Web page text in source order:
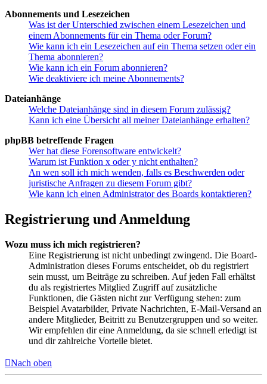
Abonnements und Lesezeichen
Was ist der Unterschied zwischen einem Lesezeichen und
einem Abonnements für ein Thema oder Forum?
Wie kann ich ein Lesezeichen auf ein Thema setzen oder ein
Thema abonnieren?
Wie kann ich ein Forum abonnieren?
Wie deaktiviere ich meine Abonnements?
Dateianhänge
Welche Dateianhänge sind in diesem Forum zulässig?
Kann ich eine Übersicht all meiner Dateianhänge erhalten?
phpBB betreffende Fragen
Wer hat diese Forensoftware entwickelt?
Warum ist Funktion x oder y nicht enthalten?
An wen soll ich mich wenden, falls es Beschwerden oder
juristische Anfragen zu diesem Forum gibt?
Wie kann ich einen Administrator des Boards kontaktieren?
Registrierung und Anmeldung
Wozu muss ich mich registrieren?
Eine Registrierung ist nicht unbedingt zwingend. Die Board-
Administration dieses Forums entscheidet, ob du registriert
sein musst, um Beiträge zu schreiben. Auf jeden Fall erhältst
du als registriertes Mitglied Zugriff auf zusätzliche
Funktionen, die Gästen nicht zur Verfügung stehen: zum
Beispiel Avatarbilder, Private Nachrichten, E-Mail-Versand an
andere Mitglieder, Beitritt zu Benutzergruppen und so weiter.
Wir empfehlen dir eine Anmeldung, da sie schnell erledigt ist
und dir zahlreiche Vorteile bietet.
Nach oben